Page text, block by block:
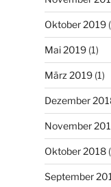
Oktober 2019
Mai 2019(1)
März 2019(1)
Dezember
November
Oktober 2018
September